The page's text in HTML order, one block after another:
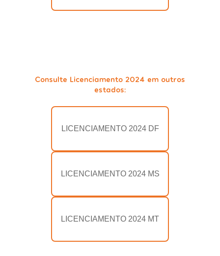
Consulte Licenciamento 2024 em outros
estados:
LICENCIAMENTO 2024 DF
LICENCIAMENTO 2024 MS
LICENCIAMENTO 2024 MT